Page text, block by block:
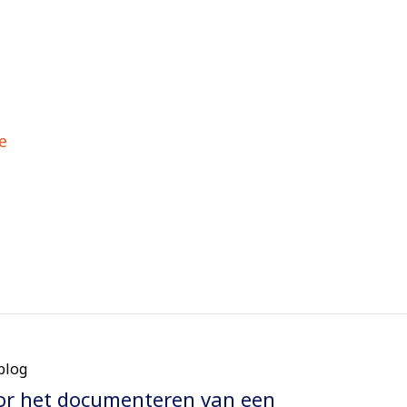
het documenteren van een